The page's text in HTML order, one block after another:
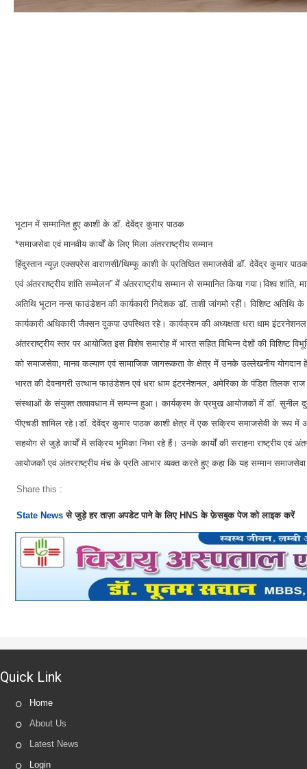
भूटान में सम्मानित हुए काशी के डॉ. देवेंद्र कुमार पाठक
*समाजसेवा एवं मानवीय कार्यों के लिए मिला अंतरराष्ट्रीय सम्मान
हिंदुस्तान न्यूज़ एक्सप्रेस वाराणसी/थिम्फू काशी के प्रतिष्ठित समाजसेवी डॉ. देवेंद्र कुमार
एवं अंतरराष्ट्रीय शांति सम्मेलन” में अंतरराष्ट्रीय सम्मान से सम्मानित किया गया।विश्व शांति,
अतिथि भूटान नन्स फाउंडेशन की कार्यकारी निदेशक डॉ. ताशी जांगमो रहीं। विशिष्ट
कार्यकारी अधिकारी जैक्सन दुकपा उपस्थित रहे। कार्यक्रम की अध्यक्षता धरा धाम
अंतरराष्ट्रीय स्तर पर आयोजित इस विशेष समारोह में भारत सहित विभिन्न देशों की विशिष्ट
को समाजसेवा, मानव कल्याण एवं सामाजिक जागरूकता के क्षेत्र में उनके उल्लेखनीय योगदान
भारत की देवनागरी उत्थान फाउंडेशन एवं धरा धाम इंटरनेशनल, अमेरिका के पंडित तिलक
संस्थाओं के संयुक्त तत्वावधान में सम्पन्न हुआ। कार्यक्रम के प्रमुख आयोजकों में डॉ. सुनील दुबे,
पीएचडी शामिल रहे।डॉ. देवेंद्र कुमार पाठक काशी क्षेत्र में एक सक्रिय समाजसेवी के रूप
सहयोग से जुड़े कार्यों में सक्रिय भूमिका निभा रहे हैं। उनके कार्यों की सराहना राष्ट्रीय एवं
आयोजकों एवं अंतरराष्ट्रीय मंच के प्रति आभार व्यक्त करते हुए कहा कि यह सम्मान
Share this :
State News से जुड़े हर ताज़ा अपडेट पाने के लिए HNS के फ़ेसबुक पेज को लाइक करें
Quick Link
Home
About Us
Latest News
Login